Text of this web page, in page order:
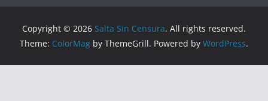
Copyright © 2026 Salta Sin Censura. All rights reserved.
Theme: ColorMag by ThemeGrill. Powered by WordPress.